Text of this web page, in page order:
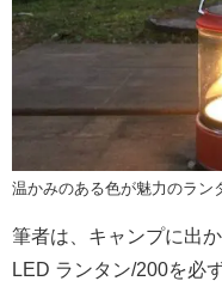
温かみのある色が魅力のラン
筆者は、キャンプに出
LED ランタン/200を必